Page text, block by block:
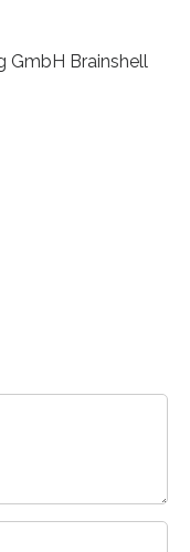
GmbH Brainshell